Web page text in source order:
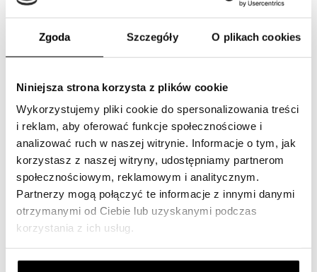
Zgoda Szczegóły O plikach cookies
Niniejsza strona korzysta z plików cookie
Wykorzystujemy pliki cookie do spersonalizowania treści
i reklam, aby oferować funkcje społecznościowe i
analizować ruch w naszej witrynie. Informacje o tym, jak
korzystasz z naszej witryny, udostępniamy partnerom
społecznościowym, reklamowym i analitycznym.
Partnerzy mogą połączyć te informacje z innymi danymi
otrzymanymi od Ciebie lub uzyskanymi podczas
korzystania z ich usług.
Rozwiązania Filtracyjne dla Maszyn
Budowlanych
Oferujemy pełną gamę filtrów do maszyn budowlanych z
silnikami diesla, takich jak koparki, ładowarki teleskopowe
czy klasyczne ładowarki. Szybkie i wygodne rozwiązanie
filtracyjne na wyciągnięcie ręki.